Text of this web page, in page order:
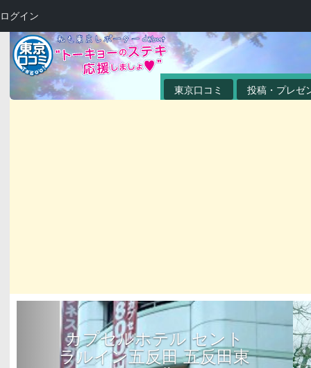
東京口コミ 投稿・プレゼ
浅草寺・花やしき（台東
区浅草）
ログイン